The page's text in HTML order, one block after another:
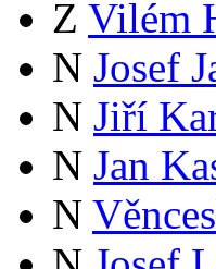
Z Vilém
N Josef
N Jiří
N Jan
N